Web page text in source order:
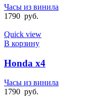
Часы из винила
1790 руб.
Quick view
В корзину
Honda x4
Часы из винила
1790 руб.